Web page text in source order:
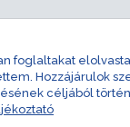
foglaltakat
Hozzájárulok
céljából